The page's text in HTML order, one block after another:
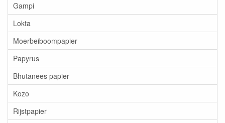
Gampi
Lokta
Moerbeiboompapier
Papyrus
Bhutanees papier
Kozo
Rijstpapier